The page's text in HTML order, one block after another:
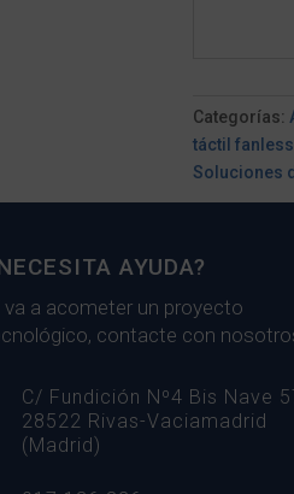
Categorías:
táctil
Soluciones
AYUDA?
va a acometer un proyecto
contacte con
C/ Fundición Nº4 Bis Nave
28522 Rivas-Vaciamadrid
(Madrid)